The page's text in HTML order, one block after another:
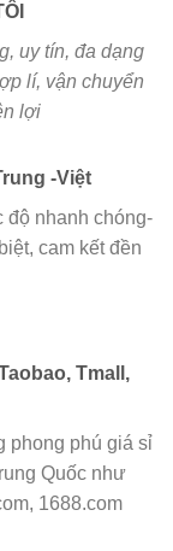
uy tín, đa dạng
lí, vận chuyển
lợi
-Việt
độ nhanh chóng-
cam kết đền
Tmall,
phong phú giá sỉ
Quốc như
1688.com